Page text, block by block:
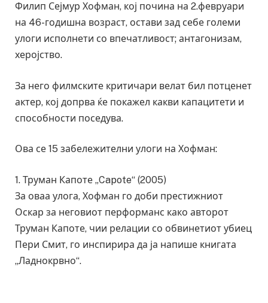
Филип Сејмур Хофман, кој почина на 2.февруари
на 46-годишна возраст, остави зад себе големи
улоги исполнети со впечатливост; антагонизам,
херојство.
За него филмските критичари велат бил потценет
актер, кој допрва ќе покажел какви капацитети и
способности поседува.
Ова се 15 забележителни улоги на Хофман:
1. Труман Капоте „Capote“ (2005)
За оваа улога, Хофман го доби престижниот
Оскар за неговиот перформанс како авторот
Труман Капоте, чии релации со обвинетиот убиец
Пери Смит, го инспирира да ја напише книгата
„Ладнокрвно“.